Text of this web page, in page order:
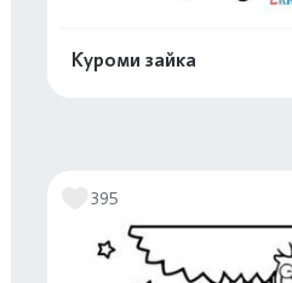
Куроми зайка
395